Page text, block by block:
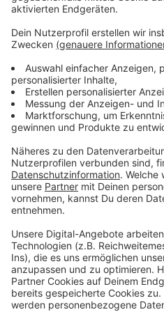
Das zufälligste Wissen
Anzeige
Das gesamte Wissen ist
quasi das sämtliches
in der Hosentasche.
deutsche Wikipedia-Artikel.
Hendrik Frost dachte sich:
Anzeige